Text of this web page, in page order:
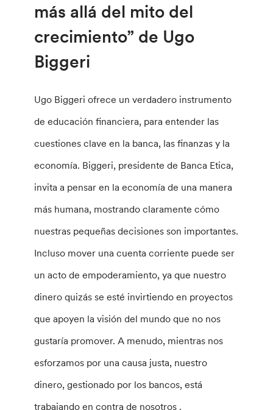
más allá del mito del
crecimiento” de Ugo
Biggeri
Ugo Biggeri ofrece un verdadero instrumento
de educación financiera, para entender las
cuestiones clave en la banca, las finanzas y la
economía. Biggeri, presidente de Banca Etica,
invita a pensar en la economía de una manera
más humana, mostrando claramente cómo
nuestras pequeñas decisiones son importantes.
Incluso mover una cuenta corriente puede ser
un acto de empoderamiento, ya que nuestro
dinero quizás se esté invirtiendo en proyectos
que apoyen la visión del mundo que no nos
gustaría promover. A menudo, mientras nos
esforzamos por una causa justa, nuestro
dinero, gestionado por los bancos, está
trabajando en contra de nosotros .